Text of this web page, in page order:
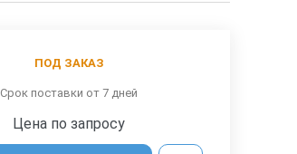
ПОД ЗАКАЗ
Срок поставки от 7 дней
Цена по запросу